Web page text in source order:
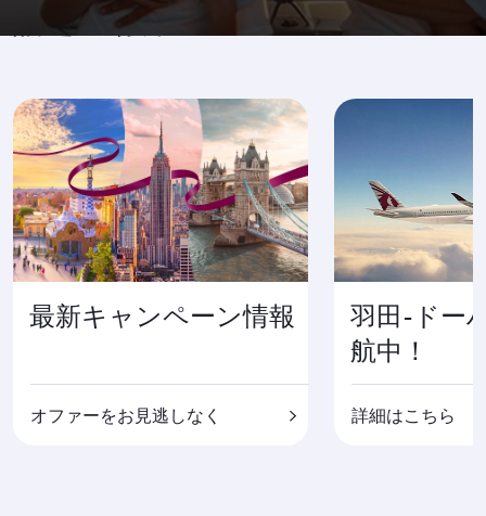
話題の場所へ
最新キャンペーン情報
オファーをお見逃しなく
羽田-ドー
航中！
詳細はこちら